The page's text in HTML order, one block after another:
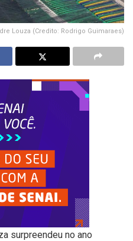
Louza (Credito: Rodrigo Guimaraes)
surpreendeu no ano